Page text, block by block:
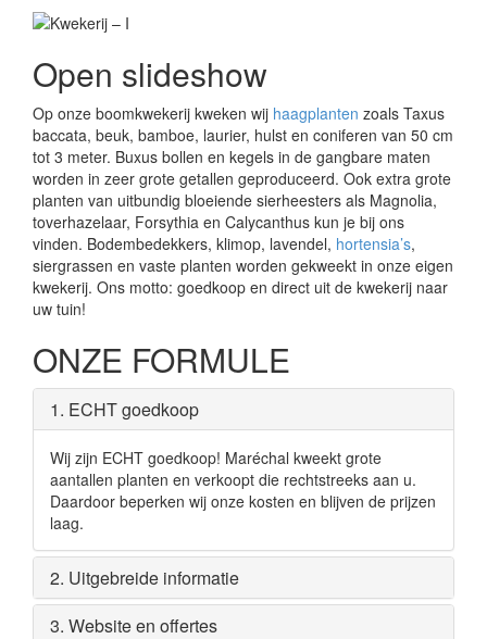
Open slideshow
Op onze boomkwekerij kweken wij haagplanten zoals Taxus
baccata, beuk, bamboe, laurier, hulst en coniferen van 50 cm
tot 3 meter. Buxus bollen en kegels in de gangbare maten
worden in zeer grote getallen geproduceerd. Ook extra grote
planten van uitbundig bloeiende sierheesters als Magnolia,
toverhazelaar, Forsythia en Calycanthus kun je bij ons
vinden. Bodembedekkers, klimop, lavendel, hortensia’s,
siergrassen en vaste planten worden gekweekt in onze eigen
kwekerij. Ons motto: goedkoop en direct uit de kwekerij naar
uw tuin!
ONZE FORMULE
1. ECHT goedkoop
Wij zijn ECHT goedkoop! Maréchal kweekt grote
aantallen planten en verkoopt die rechtstreeks aan u.
Daardoor beperken wij onze kosten en blijven de prijzen
laag.
2. Uitgebreide informatie
3. Website en offertes